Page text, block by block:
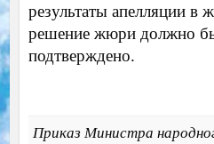
результаты апелляции в
решение жюри должно
подтверждено.
Приказ Министра